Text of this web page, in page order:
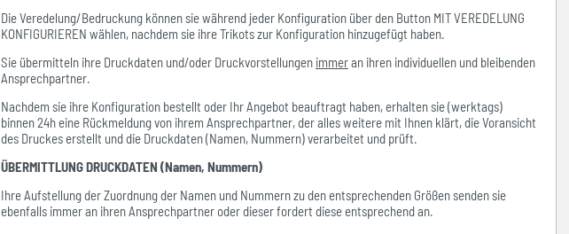
Die Veredelung/Bedruckung können sie während jeder Konfiguration über den Button MIT VEREDELUNG
KONFIGURIEREN wählen, nachdem sie ihre Trikots zur Konfiguration hinzugefügt haben.
Sie übermitteln ihre Druckdaten und/oder Druckvorstellungen immeran ihren individuellen und bleibenden
Ansprechpartner.
Nachdem sie ihre Konfiguration bestellt oder Ihr Angebot beauftragt haben, erhalten sie (werktags)
binnen 24h eine Rückmeldung von ihrem Ansprechpartner, der alles weitere mit Ihnen klärt, die Voransicht
des Druckes erstellt und die Druckdaten (Namen, Nummern) verarbeitet und prüft.
ÜBERMITTLUNG DRUCKDATEN (Namen, Nummern)
Ihre Aufstellung der Zuordnung der Namen und Nummern zu den entsprechenden Größen senden sie
ebenfalls immer an ihren Ansprechpartner oder dieser fordert diese entsprechend an.